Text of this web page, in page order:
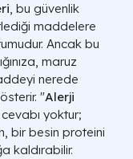
, bu güvenlik
maddelere
Ancak bu
maruz
nerede
"Alerji
yoktur;
bir besin proteini
kaldırabilir.